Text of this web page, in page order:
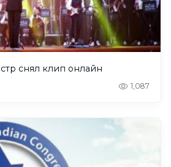
снял клип онлайн
1,087